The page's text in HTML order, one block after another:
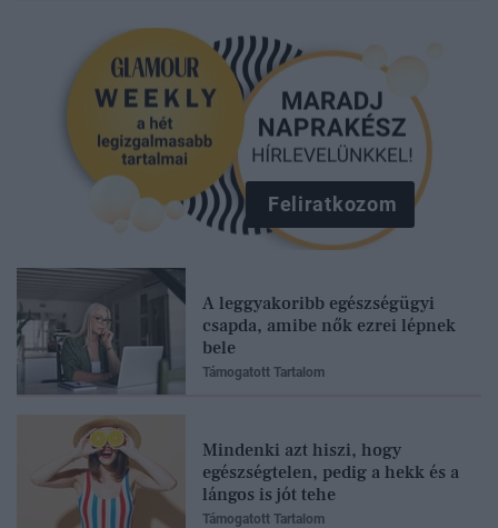
Feliratkozom
A leggyakoribb egészségügyi
csapda, amibe nők ezrei lépnek
bele
Támogatott Tartalom
Mindenki azt hiszi, hogy
egészségtelen, pedig a hekk és a
lángos is jót tehe
Támogatott Tartalom